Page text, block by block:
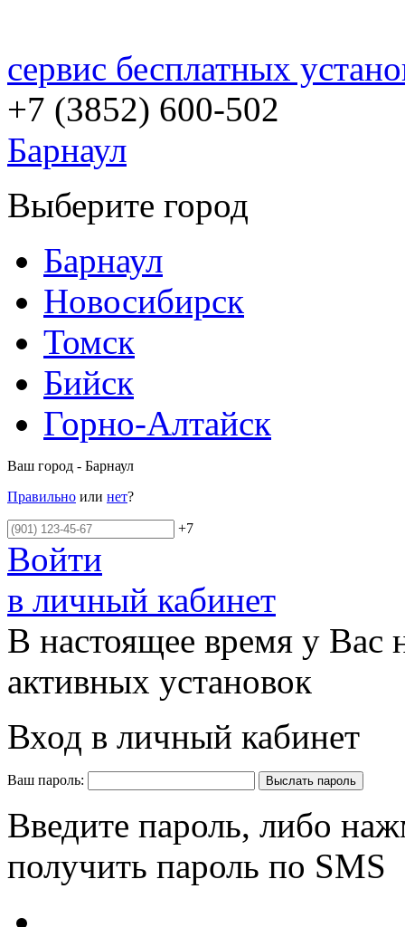
сервис бесплатных
+7 (3852) 600-502
Барнаул
Выберите город
Барнаул
Новосибирск
Томск
Бийск
Горно-Алтайск
Ваш город - Барнаул
Правильно или нет?
+7
Войти
в личный кабинет
В настоящее время у Вас
активных установок
Вход в личный кабинет
Ваш пароль:
Введите пароль, либо
получить пароль по SMS